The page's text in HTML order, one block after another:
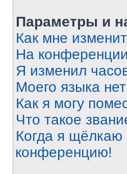
Параметры и
Как мне
На
Я изменил
Моего языка
Как я могу
Что такое
Когда я щёлкаю
конференцию!